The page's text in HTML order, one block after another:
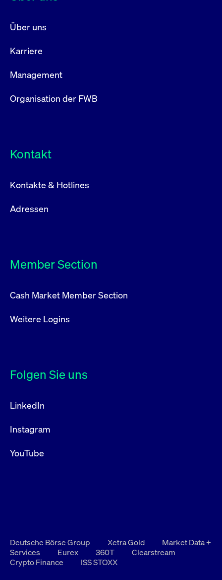
Über uns
Karriere
Management
Organisation der FWB
Kontakt
Kontakte & Hotlines
Adressen
Member Section
Cash Market Member Section
Weitere Logins
Folgen Sie uns
LinkedIn
Instagram
YouTube
Deutsche Börse Group Xetra Gold
Market Data +
Services
Eurex 360T
Clearstream
Crypto Finance
ISS STOXX